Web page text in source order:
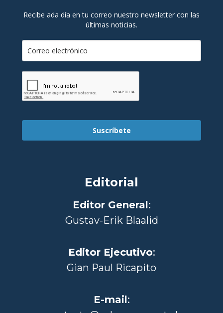
Recibe ada día en tu correo nuestro newsletter con las
últimas noticias.
Suscríbete
Editorial
Editor General:
Gustav-Erik Blaalid
Editor Ejecutivo:
Gian Paul Ricapito
E-mail: